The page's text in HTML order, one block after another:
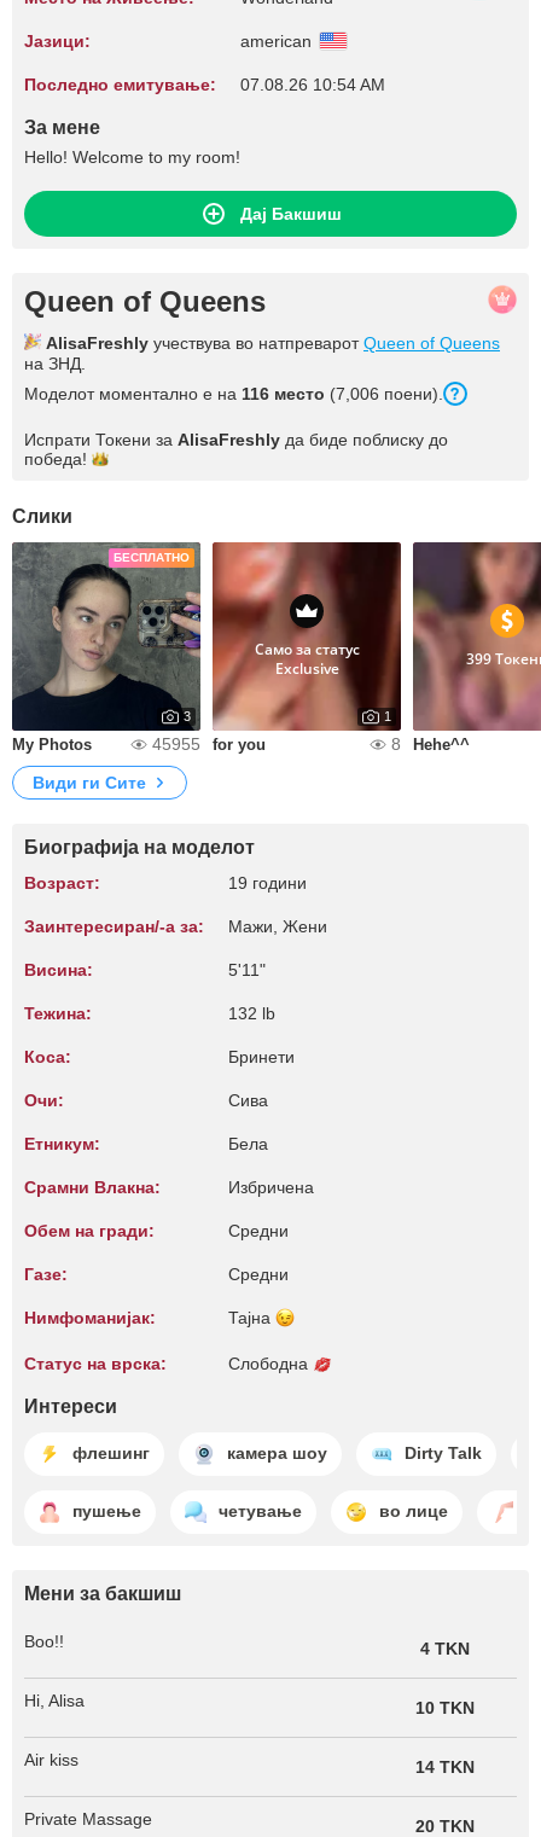
Јазици: american
Последно емитување: 07.08.26 10:54 AM
За мене
Hello! Welcome to my room!
Дај Бакшиш
Queen of Queens
AlisaFreshly учествува во натпреваротQueen of Queens
на ЗНД.
Моделот моментално е на 116 место (7,006 поени).
Испрати Токени за AlisaFreshly да биде поблиску до
победа!
Слики
БЕСПЛАТНО
3
My Photos 45955
Само за статус
Exclusive
1
for you 8
399
Hehe^^
Види ги Сите
Биографија на моделот
Возраст: 19 години
Заинтересиран/-а за: Мажи, Жени
Висина: 5'11"
Тежина: 132 lb
Коса: Бринети
Очи: Сива
Етникум: Бела
Срамни Влакна: Избричена
Обем на гради: Средни
Газе: Средни
Нимфоманијак: Тајна
Статус на врска: Слободна
Интереси
флешинг камера шоу Dirty Talk
пушење четување во лице
Мени за бакшиш
Boo!! 4 TKN
Hi, Alisa 10 TKN
Air kiss 14 TKN
Private Massage 20 TKN